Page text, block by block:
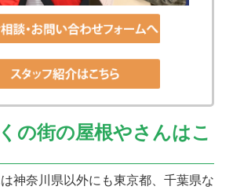
の街の屋根やさんはこ
神奈川県以外にも東京都、千葉県な